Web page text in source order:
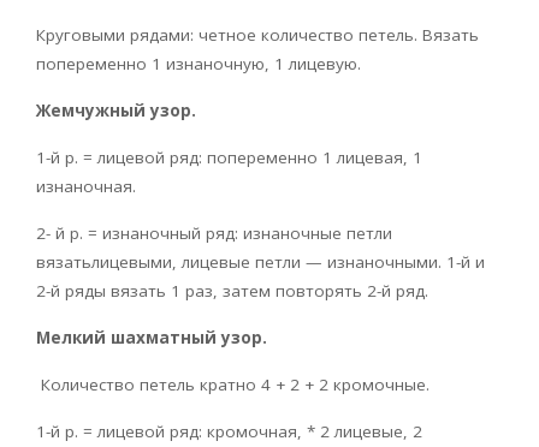
Круговыми рядами: четное количество петель. Вязать
попеременно 1 изнаночную, 1 лицевую.
Жемчужный узор.
1-й р. = лицевой ряд: попеременно 1 лицевая, 1
изнаночная.
2- й р. = изнаночный ряд: изнаночные петли
вязатьлицевыми, лицевые петли — изнаночными. 1-й и
2-й ряды вязать 1 раз, затем повторять 2-й ряд.
Мелкий шахматный узор.
Количество петель кратно 4 + 2 + 2 кромочные.
1-й р. = лицевой ряд: кромочная, * 2 лицевые, 2